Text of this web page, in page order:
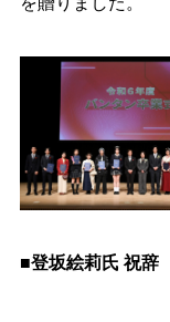
■登坂絵莉氏 祝